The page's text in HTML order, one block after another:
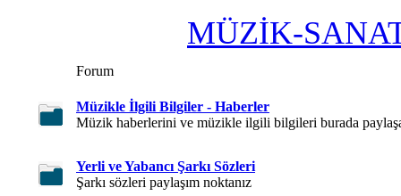
MÜZİK-
Forum
Müzikle İlgili Bilgiler - Haberler
Müzik haberlerini ve müzikle ilgili bilgileri burada
Yerli ve Yabancı Şarkı Sözleri
Şarkı sözleri paylaşım noktanız